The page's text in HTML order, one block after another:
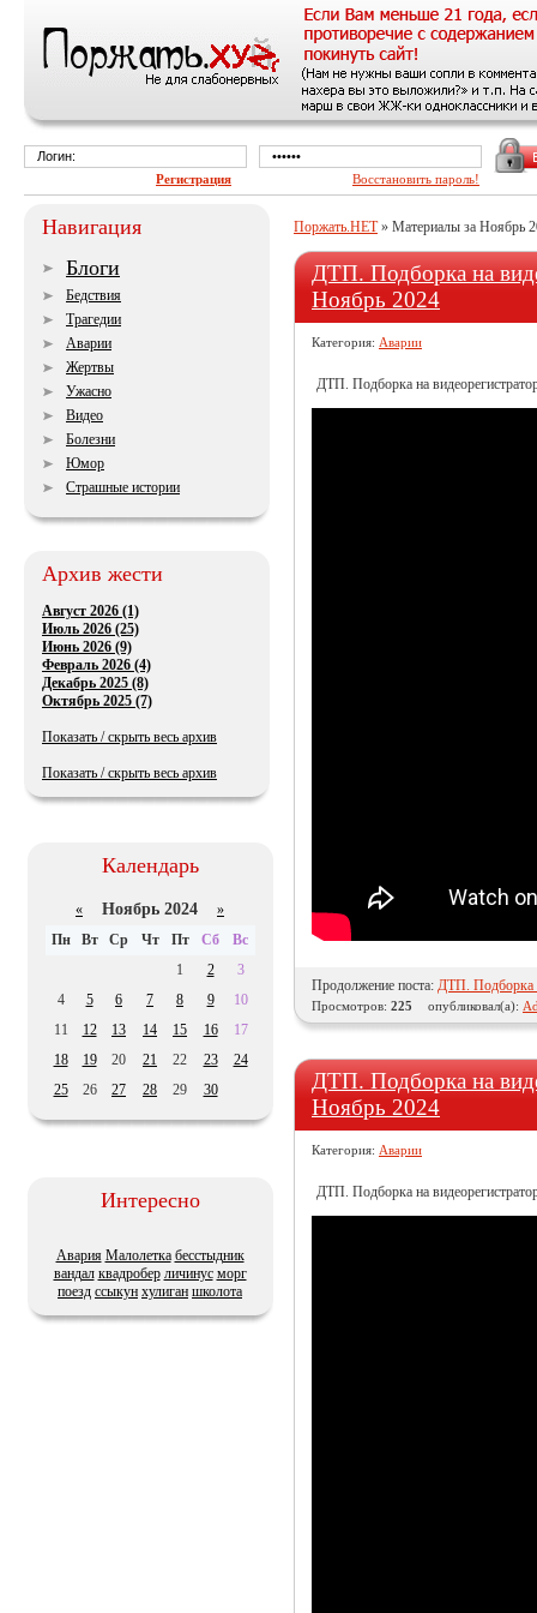
Поржать.НЕТ» Материалы за Ноябрь
ДТП. Подборка на
Ноябрь 2024
Категория: Аварии
ДТП. Подборка на
Продолжение поста: ДТП. Подборка
Просмотров: 225 опубликовал(а):
ДТП. Подборка на
Ноябрь 2024
Категория: Аварии
ДТП. Подборка на
Навигация
Блоги
Бедствия
Трагедии
Аварии
Жертвы
Ужасно
Видео
Болезни
Юмор
Страшные истории
Архив жести
Август 2026 (1)
Июль 2026 (25)
Июнь 2026 (9)
Февраль 2026 (4)
Декабрь 2025 (8)
Октябрь 2025 (7)
Показать / скрыть весь архив
Показать / скрыть весь архив
Календарь
« Ноябрь 2024 »
Пн
Вт Ср Чт Пт Сб
Вс
1
2
3
4
5 6 7 8 9
10
11
12 13 14 15 16
17
18
19 20 21 22 23
24
25
26 27 28 29 30
Интересно
Авария Малолетка бесстыдник
вандал квадробер личинус морг
поезд ссыкун хулиган школота
Регистрация Восстановить пароль!